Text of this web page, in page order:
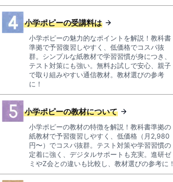
小学ポピーの受講料は
小学ポピーの魅力的なポイントを解説！教科書
準拠で予習復習しやすく、低価格でコスパ抜
群。シンプルな紙教材で学習習慣が身につき、
テスト対策にも強い。無料お試しで安心、親子
で取り組みやすい通信教材。教材選びの参考
に！
小学ポピーの教材について
小学ポピーの教材の特徴を解説！教科書準拠の
紙教材で予習復習しやすく、低価格（月2,980
円〜）でコスパ抜群。テスト対策や学習習慣の
定着に強く、デジタルサポートも充実。進研ゼ
ミやZ会との違いも比較し、教材選びの参考に！